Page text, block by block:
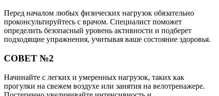
Перед началом любых физических нагрузок обязательно
проконсультируйтесь с врачом. Специалист поможет
определить безопасный уровень активности и подберет
подходящие упражнения, учитывая ваше состояние здоровья.
СОВЕТ №2
Начинайте с легких и умеренных нагрузок, таких как
прогулки на свежем воздухе или занятия на велотренажере.